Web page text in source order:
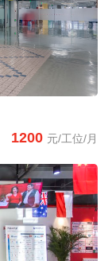
1200 元/工位/月